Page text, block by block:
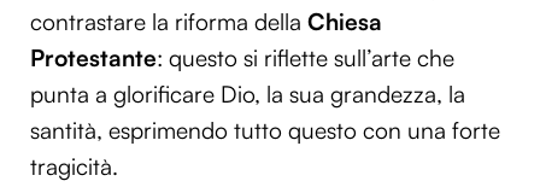
contrastare la riforma della Chiesa
Protestante: questo si riflette sull’arte che
punta a glorificare Dio, la sua grandezza, la
santità, esprimendo tutto questo con una forte
tragicità.